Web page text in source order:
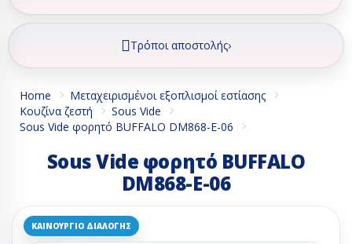
Τρόποι αποστολής›
Home
Μεταχειρισμένοι εξοπλισμοί εστίασης
Κουζίνα ζεστή
Sous Vide
Sous Vide φορητό BUFFALO DM868-Ε-06
Sous Vide φορητό BUFFALO
DM868-Ε-06
ΚΑΙΝΟΎΡΓΙΟ ΔΙΑΛΟΓΉΣ